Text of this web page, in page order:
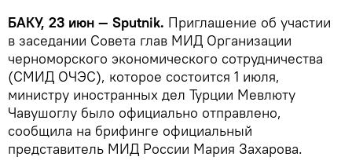
БАКУ, 23 июн — Sputnik. Приглашение об участии
в заседании Совета глав МИД Организации
черноморского экономического сотрудничества
(СМИД ОЧЭС), которое состоится 1 июля,
министру иностранных дел Турции Мевлюту
Чавушоглу было официально отправлено,
сообщила на брифинге официальный
представитель МИД России Мария Захарова.